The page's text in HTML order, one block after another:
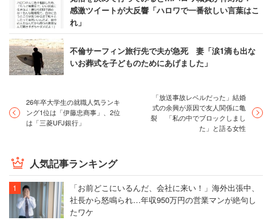
感激ツイートが大反響「ハロワで一番欲しい言葉はこ
れ」
不倫サーフィン旅行先で夫が急死 妻「涙1滴も出な
いお葬式を子どものためにあげました」
26年卒大学生の就職人気ランキ
ング1位は「伊藤忠商事」、2位
は「三菱UFJ銀行」
「放送事故レベルだった」結婚
式の余興が原因で友人関係に亀
裂 「私の中でブロックしまし
た」と語る女性
人気記事ランキング
「お前どこにいるんだ、会社に来い！」海外出張中、
社長から怒鳴られ…年収950万円の営業マンが絶句し
たワケ